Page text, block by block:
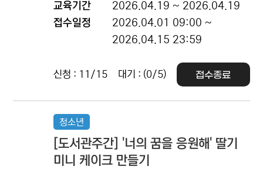
교육기간
2026.04.19 ~ 2026.04.19
접수일정
2026.04.01 09:00 ~
2026.04.15 23:59
신청 : 11/15 대기 : (0/5) 접수종료
청소년
[도서관주간] '너의 꿈을 응원해' 딸기
미니 케이크 만들기